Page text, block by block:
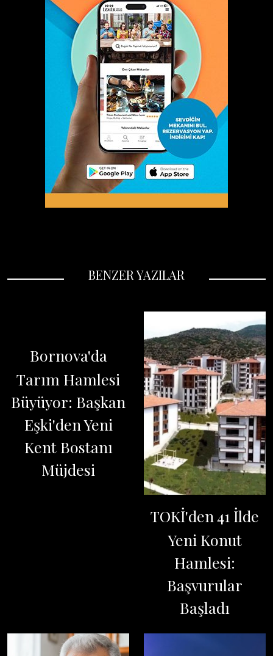
BENZER YAZILAR
Bornova'da
Tarım Hamlesi
Büyüyor: Başkan
Eşki'den Yeni
Kent Bostanı
Müjdesi
TOKİ'den 41 İlde
Yeni Konut
Hamlesi:
Başvurular
Başladı